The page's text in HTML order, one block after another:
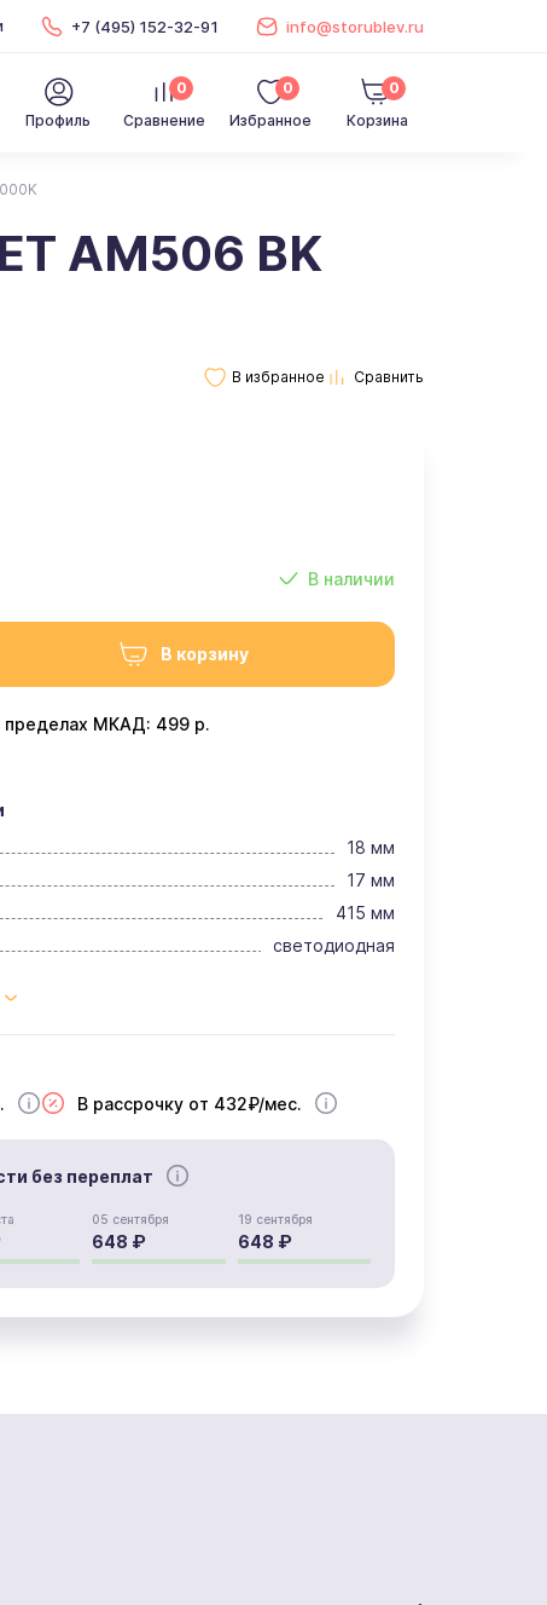
+7 (495) 152-32-91 info@storublev.ru
Профиль Сравнение
0
Избранное
0
Корзина
0
AM506 BK
В наличии
В корзину
пределах МКАД: 499 р.
18 мм
17 мм
415 мм
светодиодная
В рассрочку от 432₽/мес.
без переплат
05 сентября
648 ₽
19 сентября
648 ₽